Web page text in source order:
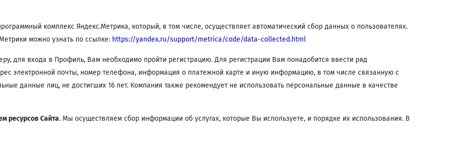
комплекс Яндекс.Метрика, который, в том числе, осуществляет автоматический сбор данных о пользователях.
можно узнать по ссылке: https://yandex.ru/support/metrica/code/data-collected.html
для входа в Профиль, Вам необходимо пройти регистрацию. Для регистрации Вам понадобится ввести ряд
электронной почты, номер телефона, информация о платежной карте и иную информацию, в том числе связанную с
данные лиц, не достигших 16 лет. Компания также рекомендует не использовать персональные данные в качестве
ресурсов Сайта. Мы осуществляем сбор информации об услугах, которые Вы используете, и порядке их использования. В